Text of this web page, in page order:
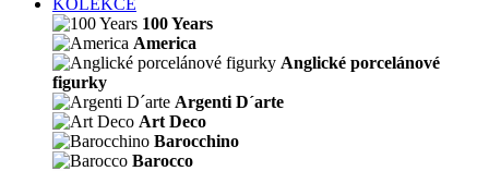
KOLEKCE
100 Years
America
Anglické porcelánové
figurky
Argenti D´arte
Art Deco
Barocchino
Barocco